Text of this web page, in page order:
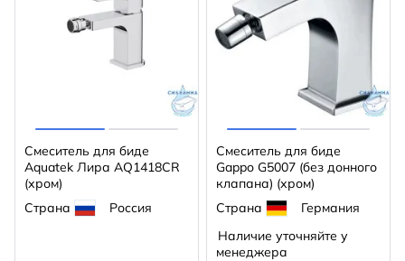
Смеситель для биде
Aquatek Лира AQ1418CR
(хром)
Страна
Россия
Смеситель для биде
Gappo G5007 (без донного
клапана) (хром)
Страна
Германия
Наличие уточняйте у
менеджера